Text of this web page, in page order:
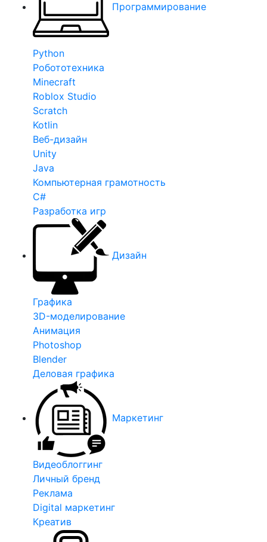
Программирование
Python
Робототехника
Minecraft
Roblox Studio
Scratch
Kotlin
Веб-дизайн
Unity
Java
Компьютерная грамотность
C#
Разработка игр
Дизайн
Графика
3D-моделирование
Анимация
Photoshop
Blender
Деловая графика
Маркетинг
Видеоблоггинг
Личный бренд
Реклама
Digital маркетинг
Креатив